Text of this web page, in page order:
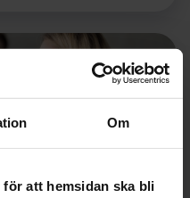
Om
att hemsidan ska bli